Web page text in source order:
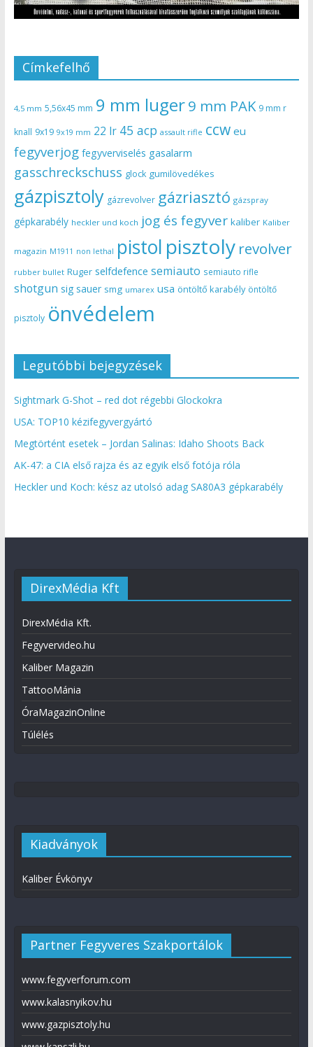
Címkefelhő
4,5 mm 5,56x45 mm 9 mm luger9 mm PAK 9 mm r
knall 9x19 9x19 mm 22 lr 45 acp assault rifle ccw eu
fegyverjog fegyverviselés gasalarm
gasschreckschuss glock gumilövedékes
gázpisztoly gázrevolver gázriasztó gázspray
gépkarabély heckler und koch jog és fegyver kaliber Kaliber
magazin M1911 non lethal pistol pisztoly revolver
rubber bullet Ruger selfdefence semiauto semiauto rifle
shotgun sig sauer smg umarex usa öntöltő karabély öntöltő
pisztoly önvédelem
Legutóbbi bejegyzések
Sightmark G-Shot – red dot régebbi Glockokra
USA: TOP10 kézifegyvergyártó
Megtörtént esetek – Jordan Salinas: Idaho Shoots Back
AK-47: a CIA első rajza és az egyik első fotója róla
Heckler und Koch: kész az utolsó adag SA80A3 gépkarabély
DirexMédia Kft
DirexMédia Kft.
Fegyvervideo.hu
Kaliber Magazin
TattooMánia
ÓraMagazinOnline
Túlélés
Kiadványok
Kaliber Évkönyv
Partner Fegyveres Szakportálok
www.fegyverforum.com
www.kalasnyikov.hu
www.gazpisztoly.hu